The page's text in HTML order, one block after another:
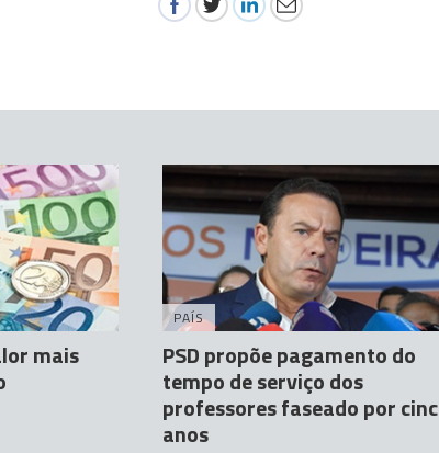
mais
PAÍS
PSD propõe pagamento do
tempo de serviço dos
professores faseado por
anos